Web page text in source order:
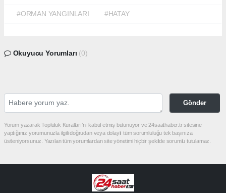
#ORMAN YANGINLARI #HATAY
Okuyucu Yorumları (0)
Gönder
Yorum yazarak Topluluk Kuralları’nı kabul etmiş bulunuyor ve 24saathaber.tr sitesine
yaptığınız yorumunuzla ilgili doğrudan veya dolaylı tüm sorumluluğu tek başınıza
üstleniyorsunuz. Yazılan tüm yorumlardan site yönetimi hiçbir şekilde sorumlu tutulamaz.